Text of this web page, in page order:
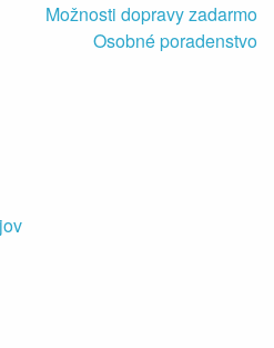
Možnosti dopravy zadarmo
Osobné poradenstvo